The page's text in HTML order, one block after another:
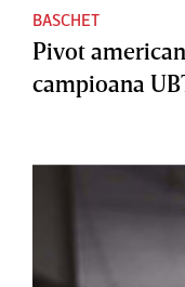
BASCHET
Pivot
campioana